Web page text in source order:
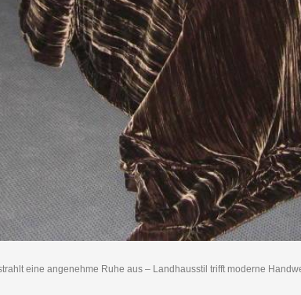
eine angenehme Ruhe aus – Landhausstil trifft moderne